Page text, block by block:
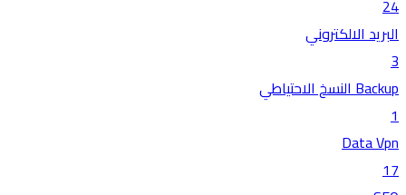
24
البريد الالكتروني
3
Backup النسخ الاحتياطي
1
Data Vpn
17